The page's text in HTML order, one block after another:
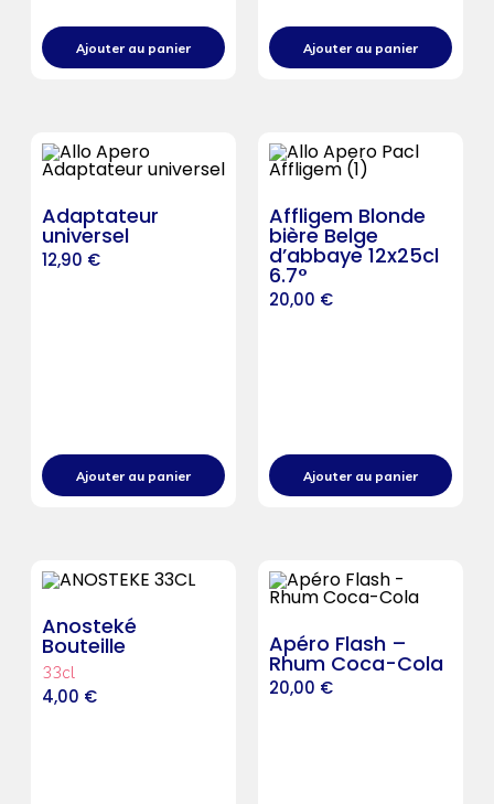
Ajouter au panier Ajouter au panier
Adaptateur
universel
12,90 €
Ajouter au panier
Affligem Blonde
bière Belge
d’abbaye 12x25cl
6.7°
20,00 €
Ajouter au panier
Anosteké
Bouteille
33cl
4,00 €
Apéro Flash –
Rhum Coca-Cola
20,00 €